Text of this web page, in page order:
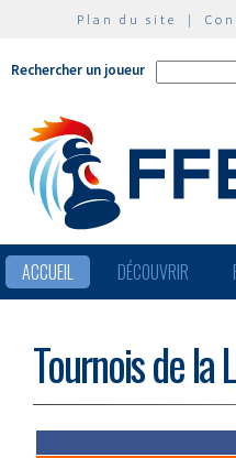
Plan du site |
Rechercher un joueur
ACCUEIL DÉCOUVRIR
Tournois de la